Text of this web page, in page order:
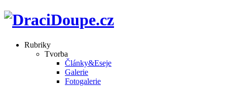
Rubriky
Tvorba
Články&Eseje
Galerie
Fotogalerie